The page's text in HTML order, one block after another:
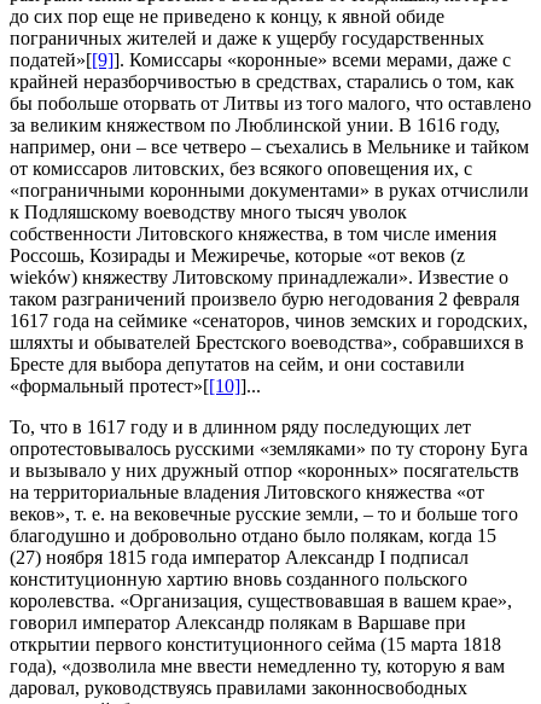
до сих пор еще не приведено к концу, к явной обиде
пограничных жителей и даже к ущербу государственных
податей»[[9]]. Комиссары «коронные» всеми мерами, даже с
крайней неразборчивостью в средствах, старались о том, как
бы побольше оторвать от Литвы из того малого, что оставлено
за великим княжеством по Люблинской унии. В 1616 году,
например, они – все четверо – съехались в Мельнике и тайком
от комиссаров литовских, без всякого оповещения их, с
«пограничными коронными документами» в руках отчислили
к Подляшскому воеводству много тысяч уволок
собственности Литовского княжества, в том числе имения
Россошь, Козирады и Межиречье, которые «от веков (z
wieków) княжеству Литовскому принадлежали». Известие о
таком разграничений произвело бурю негодования 2 февраля
1617 года на сеймике «сенаторов, чинов земских и городских,
шляхты и обывателей Брестского воеводства», собравшихся в
Бресте для выбора депутатов на сейм, и они составили
«формальный протест»[[10]]...
То, что в 1617 году и в длинном ряду последующих лет
опротестовывалось русскими «земляками» по ту сторону Буга
и вызывало у них дружный отпор «коронных» посягательств
на территориальные владения Литовского княжества «от
веков», т. е. на вековечные русские земли, – то и больше того
благодушно и добровольно отдано было полякам, когда 15
(27) ноября 1815 года император Александр I подписал
конституционную хартию вновь созданного польского
королевства. «Организация, существовавшая в вашем крае»,
говорил император Александр полякам в Варшаве при
открытии первого конституционного сейма (15 марта 1818
года), «дозволила мне ввести немедленно ту, которую я вам
даровал, руководствуясь правилами законносвободных